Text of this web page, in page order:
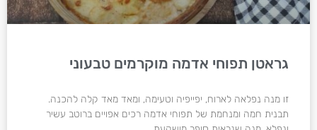
גראטן תפוחי אדמה מוקרמים טבעוני
זו מנה נפלאה לארוח, יפייפיה וטעימה, ומאד מאד קלה להכנה.
תבנית חמה ומנחמת של תפוחי אדמה רכים אפויים ברוטב עשיר